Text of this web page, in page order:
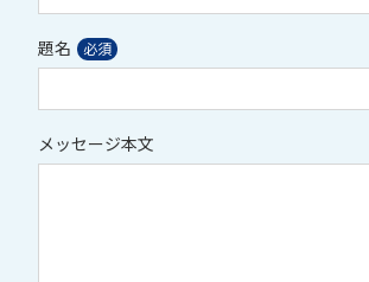
題名
メッセージ本文